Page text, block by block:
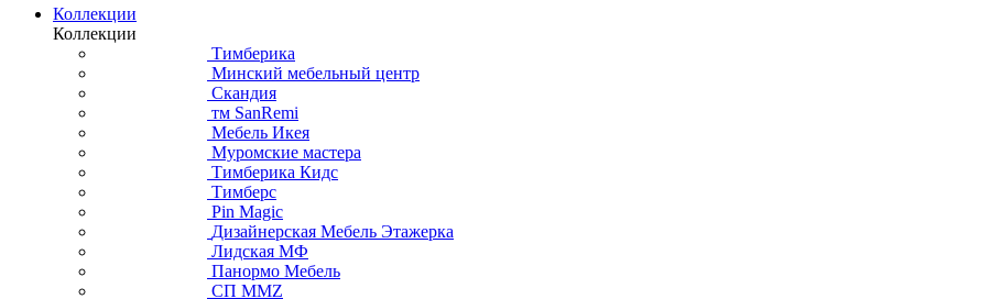
Коллекции
Коллекции
Тимберика
Минский мебельный центр
Скандия
тм SanRemi
Мебель Икея
Муромские мастера
Тимберика Кидс
Тимберс
Pin Magic
Дизайнерская Мебель Этажерка
Лидская МФ
Панормо Мебель
СП ММZ